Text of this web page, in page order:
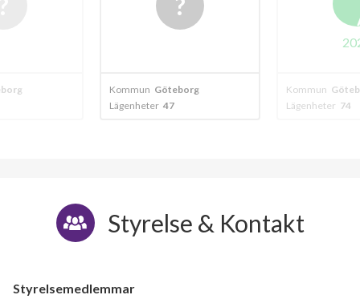
A
Kommun Göteborg
Lägenheter 74
Kommun
Lägenheter 55
Styrelse & Kontakt
Styrelsemedlemmar